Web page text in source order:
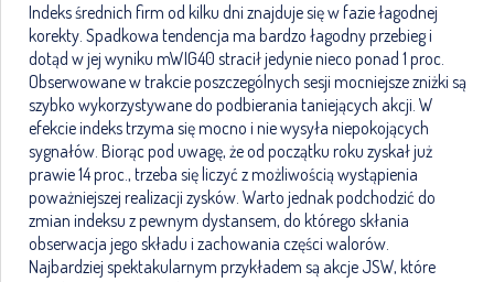
Indeks średnich firm od kilku dni znajduje się w fazie łagodnej
korekty. Spadkowa tendencja ma bardzo łagodny przebieg i
dotąd w jej wyniku mWIG40 stracił jedynie nieco ponad 1 proc.
Obserwowane w trakcie poszczególnych sesji mocniejsze zniżki są
szybko wykorzystywane do podbierania taniejących akcji. W
efekcie indeks trzyma się mocno i nie wysyła niepokojących
sygnałów. Biorąc pod uwagę, że od początku roku zyskał już
prawie 14 proc., trzeba się liczyć z możliwością wystąpienia
poważniejszej realizacji zysków. Warto jednak podchodzić do
zmian indeksu z pewnym dystansem, do którego skłania
obserwacja jego składu i zachowania części walorów.
Najbardziej spektakularnym przykładem są akcje JSW, które